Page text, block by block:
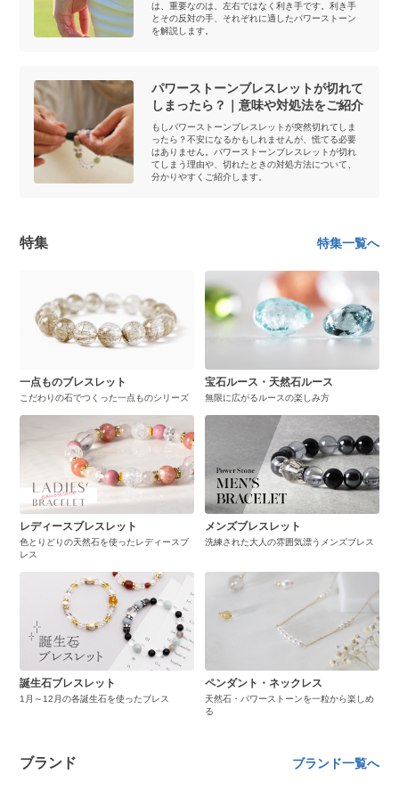
は、重要なのは、左右ではなく利き手です。利き手
とその反対の手、それぞれに適したパワーストーン
を解説します。
パワーストーンブレスレットが切れて
しまったら？｜意味や対処法をご紹介
もしパワーストーンブレスレットが突然切れてしま
ったら？不安になるかもしれませんが、慌てる必要
はありません。パワーストーンブレスレットが切れ
てしまう理由や、切れたときの対処方法について、
分かりやすくご紹介します。
特集 特集一覧へ
一点ものブレスレット
こだわりの石でつくった一点ものシリーズ
宝石ルース・天然石ルース
無限に広がるルースの楽しみ方
レディースブレスレット
色とりどりの天然石を使ったレディースブ
レス
メンズブレスレット
洗練された大人の雰囲気漂うメンズブレス
誕生石ブレスレット
1月～12月の各誕生石を使ったブレス
ペンダント・ネックレス
天然石・パワーストーンを一粒から楽しめ
る
ブランド ブランド一覧へ